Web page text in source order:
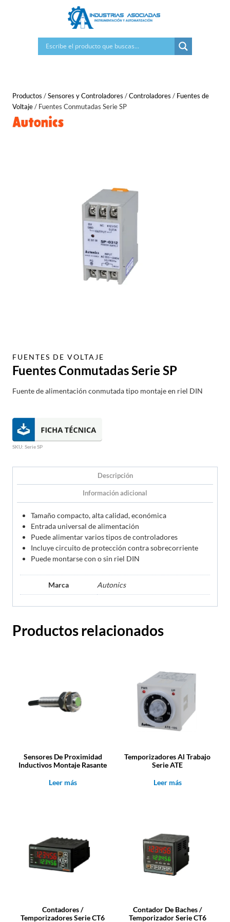
Productos /Sensores y Controladores /Controladores / Fuentes de
Voltaje/ Fuentes Conmutadas Serie SP
FUENTES DE VOLTAJE
Fuentes Conmutadas Serie SP
Fuente de alimentación conmutada tipo montaje en riel DIN
SKU: Serie SP
Descripción
Información adicional
Tamaño compacto, alta calidad, económica
Entrada universal de alimentación
Puede alimentar varios tipos de controladores
Incluye circuito de protección contra sobrecorriente
Puede montarse con o sin riel DIN
Marca Autonics
Productos relacionados
Sensores De Proximidad
Inductivos Montaje Rasante
Leer más
Temporizadores Al Trabajo
Serie ATE
Leer más
Contadores /
Temporizadores Serie CT6
Contador De Baches /
Temporizador Serie CT6